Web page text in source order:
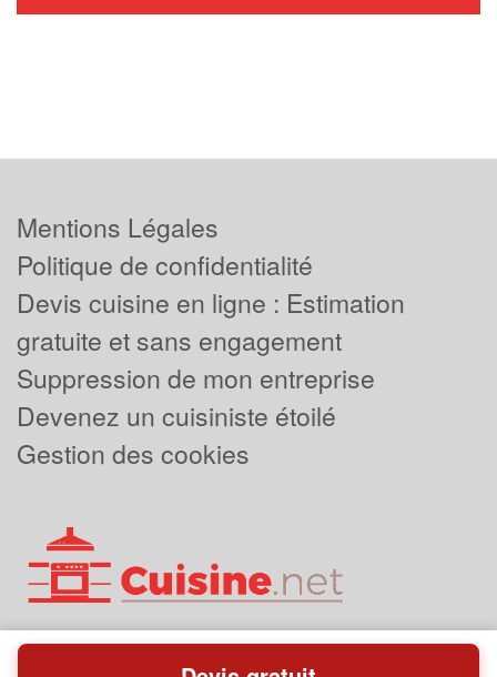
Mentions Légales
Politique de confidentialité
Devis cuisine en ligne : Estimation
gratuite et sans engagement
Suppression de mon entreprise
Devenez un cuisiniste étoilé
Gestion des cookies